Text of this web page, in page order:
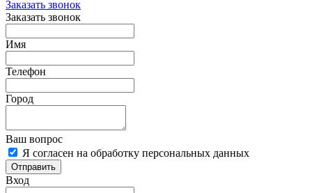
Заказать звонок
Заказать звонок
Имя
Телефон
Город
Ваш вопрос
Я согласен на обработку персональных данных
Отправить
Вход